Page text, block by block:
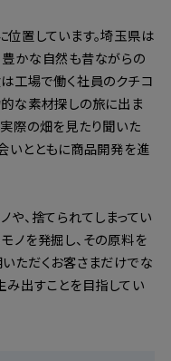
置しています。埼玉県は
豊かな自然も昔ながらの
工場で働く社員のクチコ
な素材探しの旅に出ま
際の畑を見たり聞いた
いとともに商品開発を進
や、捨てられてしまってい
ノを発掘し、その原料を
ただくお客さまだけでな
み出すことを目指してい